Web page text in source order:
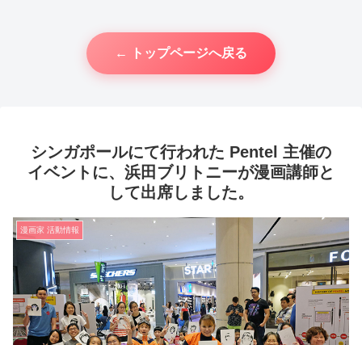
← トップページへ戻る
シンガポールにて行われた Pentel 主催の
イベントに、浜田ブリトニーが漫画講師と
して出席しました。
漫画家 活動情報